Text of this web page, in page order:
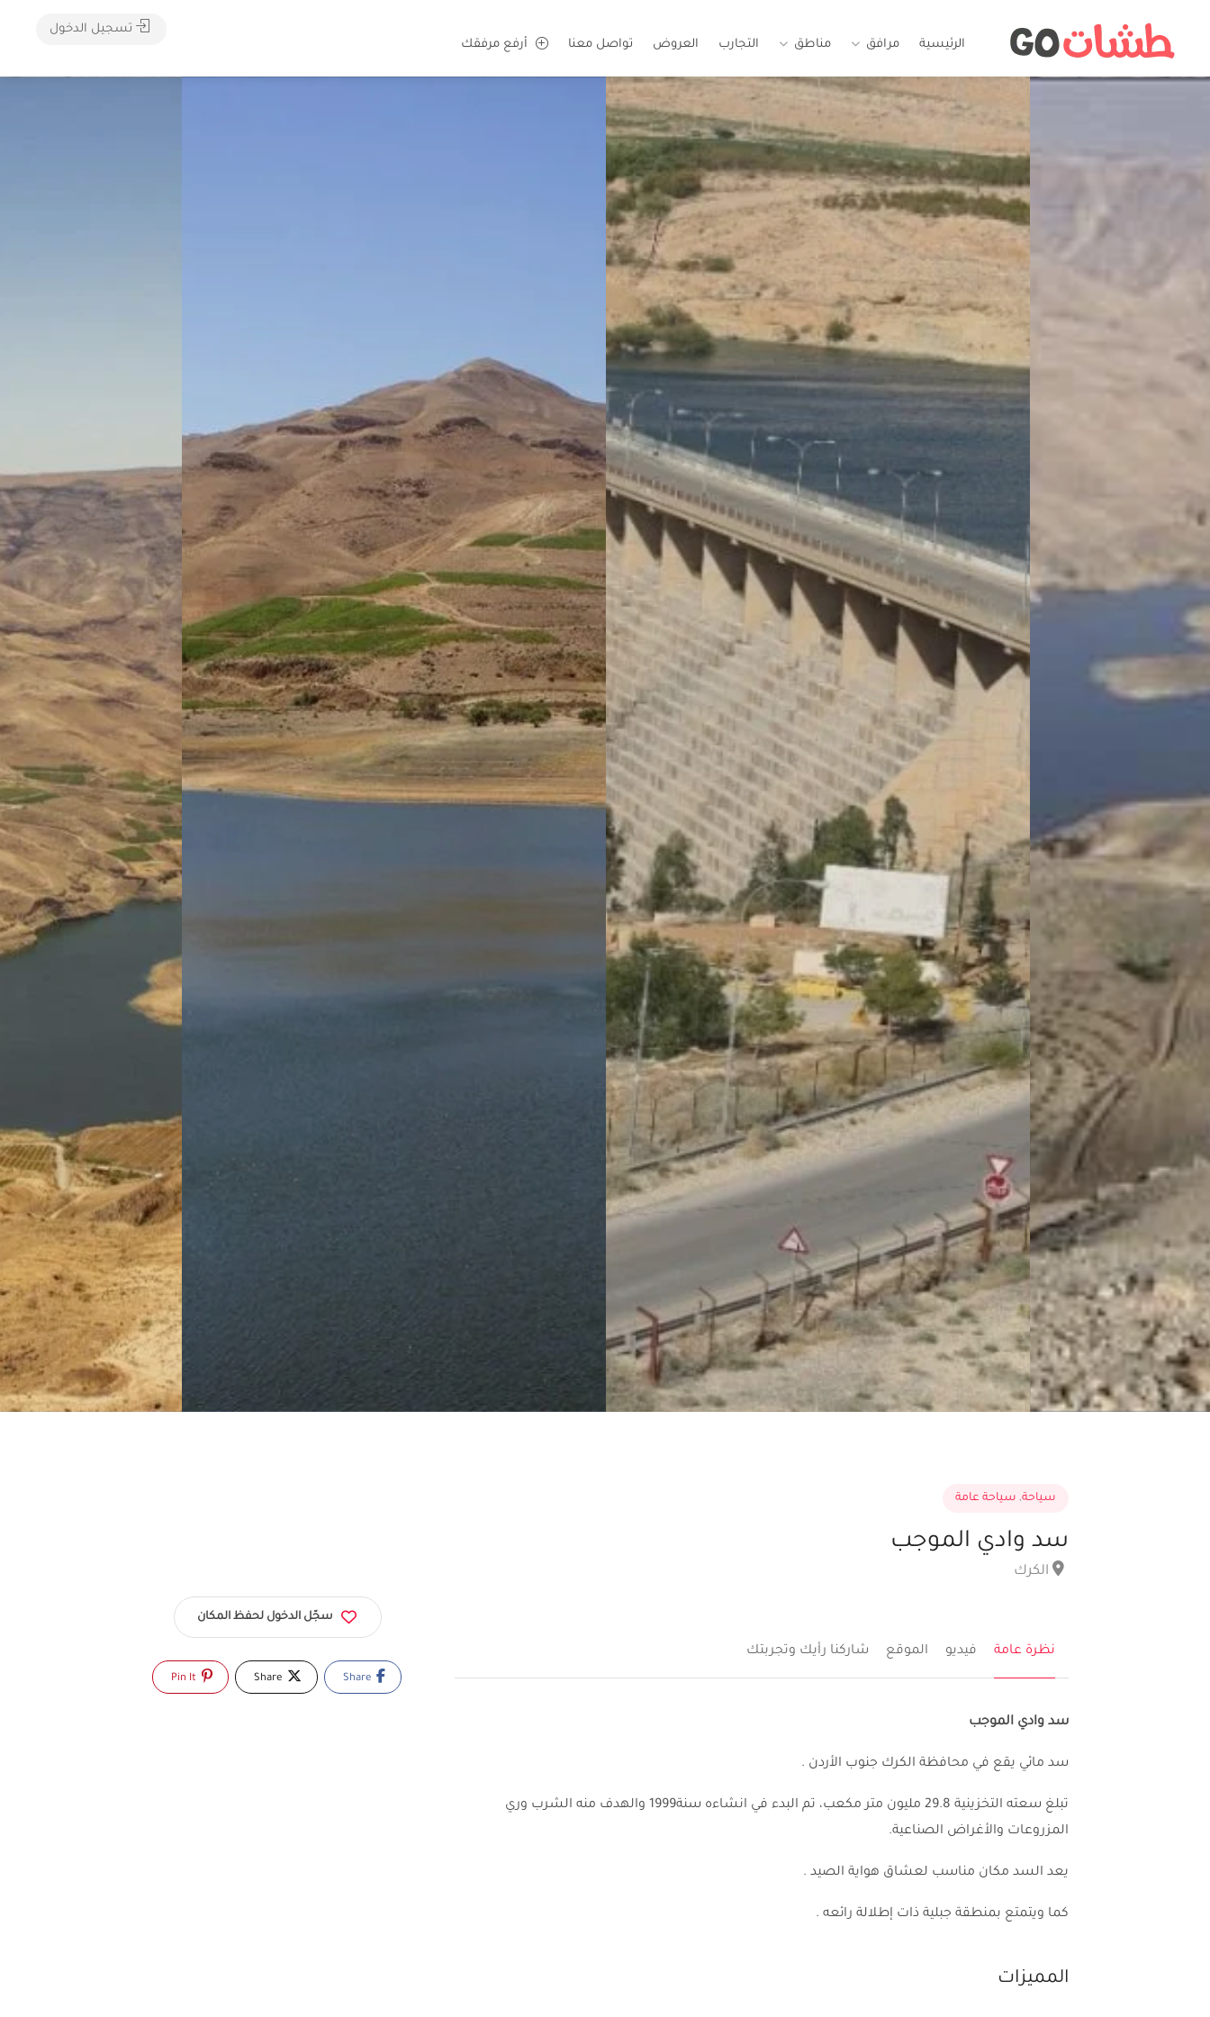
الرئيسية مرافق مناطق التجارب العروض تواصل معنا أرفع مرفقك
تسجيل الدخول
سياحة, سياحة عامة
سد وادي الموجب
الكرك
نظرة عامة فيديو الموقع شاركنا رأيك وتجربتك
سد وادي الموجب
سد مائي يقع في محافظة الكرك جنوب الأردن .
تبلغ سعته التخزينية 29.8 مليون متر مكعب، تم البدء في انشاءه سنة1999 والهدف منه الشرب وري
المزروعات والأغراض الصناعية.
يعد السد مكان مناسب لعشاق هواية الصيد .
كما ويتمتع بمنطقة جبلية ذات إطلالة رائعه .
المميزات
سجّل الدخول لحفظ المكان
Share
Share